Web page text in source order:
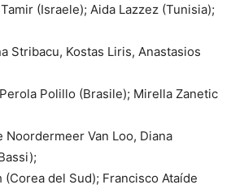
(Israele); Aida Lazzez (Tunisia);
Stribacu, Kostas Liris, Anastasios
Polillo (Brasile); Mirella Zanetic
Noordermeer Van Loo, Diana
(Corea del Sud); Francisco Ataíde